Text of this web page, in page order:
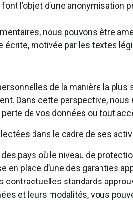
l’objet d’une anonymisation
nous pouvons être
motivée par les textes
de la manière la
Dans cette perspective,
de vos données ou tout
dans le cadre de ses
pays où le niveau de
en place d’une des garanties
contractuelles standards
et leurs modalités, vous